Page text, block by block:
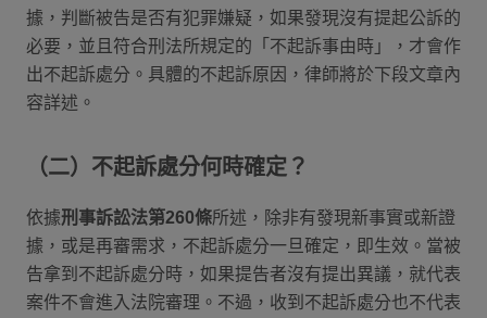
據，判斷被告是否有犯罪嫌疑，如果發現沒有提起公訴的
必要，並且符合刑法所規定的「不起訴事由時」，才會作
出不起訴處分。具體的不起訴原因，律師將於下段文章內
容詳述。
（二）不起訴處分何時確定？
依據刑事訴訟法第260條所述，除非有發現新事實或新證
據，或是再審需求，不起訴處分一旦確定，即生效。當被
告拿到不起訴處分時，如果提告者沒有提出異議，就代表
案件不會進入法院審理。不過，收到不起訴處分也不代表